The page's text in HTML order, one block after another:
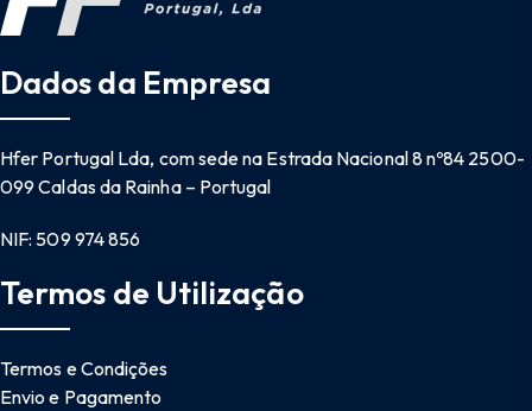
Dados da Empresa
Hfer Portugal Lda, com sede na Estrada Nacional 8 nº84 2500-
099 Caldas da Rainha – Portugal
NIF: 509 974 856
Termos de Utilização
Termos e Condições
Envio e Pagamento